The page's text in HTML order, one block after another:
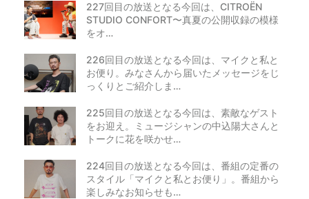
227回目の放送となる今回は、CITROËN
STUDIO CONFORT〜真夏の公開収録の模様
をオ…
226回目の放送となる今回は、マイクと私と
お便り。みなさんから届いたメッセージをじ
っくりとご紹介しま…
225回目の放送となる今回は、素敵なゲスト
をお迎え。ミュージシャンの中込陽大さんと
トークに花を咲かせ…
224回目の放送となる今回は、番組の定番の
スタイル「マイクと私とお便り」。番組から
楽しみなお知らせも…